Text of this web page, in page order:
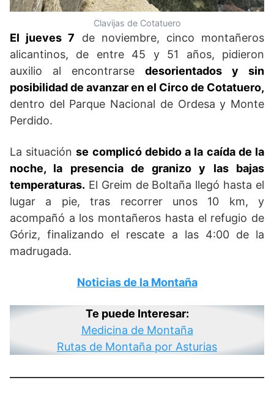
Clavijas de Cotatuero
El jueves 7 de noviembre, cinco montañeros
alicantinos, de entre 45 y 51 años, pidieron
auxilio al encontrarse desorientados y sin
posibilidad de avanzar en el Circo de Cotatuero,
dentro del Parque Nacional de Ordesa y Monte
Perdido.
La situaciónse complicó debido a la caída de la
noche, la presencia de granizo y las bajas
temperaturas. El Greim de Boltaña llegó hasta el
lugar a pie, tras recorrer unos 10 km, y
acompañó a los montañeros hasta el refugio de
Góriz, finalizando el rescate a las 4:00 de la
madrugada.
Noticias de la Montaña
Te puede Interesar:
Medicina de Montaña
Rutas de Montaña por Asturias